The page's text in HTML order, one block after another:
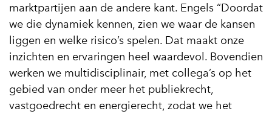
marktpartijen aan de andere kant. Engels “Doordat
we die dynamiek kennen, zien we waar de kansen
liggen en welke risico’s spelen. Dat maakt onze
inzichten en ervaringen heel waardevol. Bovendien
werken we multidisciplinair, met collega’s op het
gebied van onder meer het publiekrecht,
vastgoedrecht en energierecht, zodat we het